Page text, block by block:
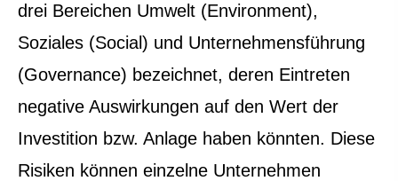
drei Bereichen Umwelt (Environment),
Soziales (Social) und Unternehmensführung
(Governance) bezeichnet, deren Eintreten
negative Auswirkungen auf den Wert der
Investition bzw. Anlage haben könnten. Diese
Risiken können einzelne Unternehmen